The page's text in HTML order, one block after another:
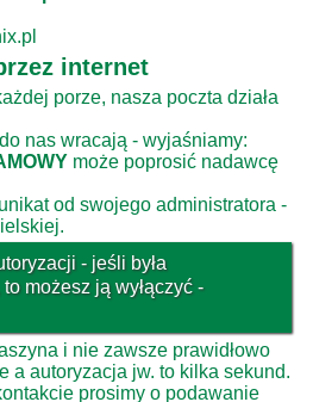
internet
porze, nasza poczta działa
nas wracają - wyjaśniamy:
może poprosić nadawcę
od swojego administratora -
- jeśli była
możesz ją wyłączyć -
i nie zawsze prawidłowo
a autoryzacja jw. to kilka sekund.
prosimy o podawanie